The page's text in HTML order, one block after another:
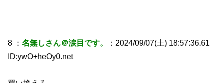
8 ：名無しさん＠涙目です。
：2024/09/07(土) 18:57:36.61
ID:ywO+heOy0.net